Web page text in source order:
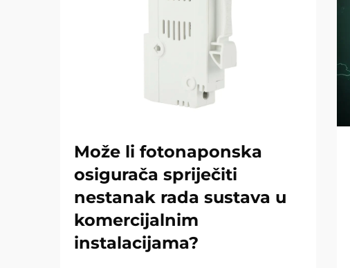
Može li fotonaponska
osigurača spriječiti
nestanak rada sustava u
komercijalnim
instalacijama?